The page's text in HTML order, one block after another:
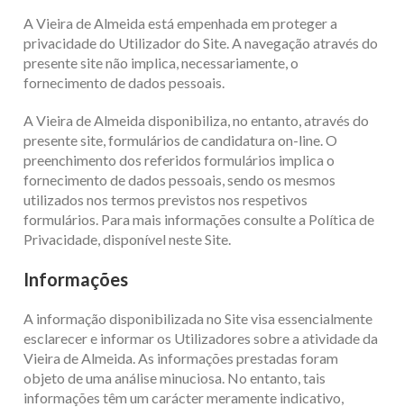
A Vieira de Almeida está empenhada em proteger a
privacidade do Utilizador do Site. A navegação através do
presente site não implica, necessariamente, o
fornecimento de dados pessoais.
A Vieira de Almeida disponibiliza, no entanto, através do
presente site, formulários de candidatura on-line. O
preenchimento dos referidos formulários implica o
fornecimento de dados pessoais, sendo os mesmos
utilizados nos termos previstos nos respetivos
formulários. Para mais informações consulte a Política de
Privacidade, disponível neste Site.
Informações
A informação disponibilizada no Site visa essencialmente
esclarecer e informar os Utilizadores sobre a atividade da
Vieira de Almeida. As informações prestadas foram
objeto de uma análise minuciosa. No entanto, tais
informações têm um carácter meramente indicativo,